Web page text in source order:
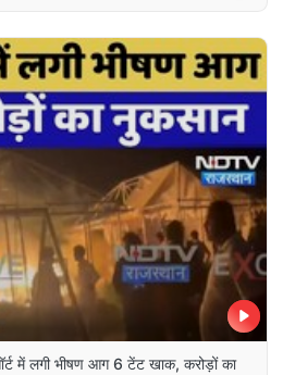
में लगी भीषण आग 6 टेंट खाक, करोड़ों का